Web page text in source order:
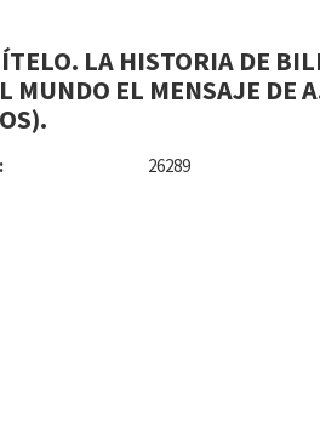
LA HISTORIA DE
MUNDO EL MENSAJE DE
26289